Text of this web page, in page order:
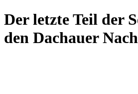
Der letzte Teil der
den Dachauer